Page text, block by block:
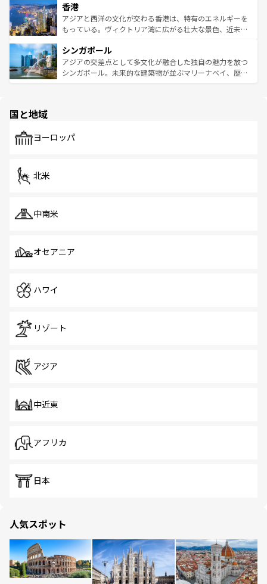
とつ。フォーやバインミー、ベトナムコーヒーなどは、ぜ
ひ現地で味わいたい。どの地域を訪れてもあたたかい人々
が旅行者を迎えてくれるので、きっと忘れられない旅にな
参照してほしい。
の活気が交差している。北部ではチェンマイなどの山岳地
帯で自然と触れ合い、南部ではプーケットやクラビの美し
いビーチでリゾート気分を楽しむことができる。タイ料理
激する。気候は一年中温暖で、どの季節にも異なる楽しみ
が待っている。親しみやすいタイの人々、仏教を中心とし
た文化、そして多様な観光資源が、訪れる旅人を魅了し続
香港
アジアと西洋の文化が交わる香港は、特有のエネルギーを
もっている。ヴィクトリア湾に広がる壮大な景色、近未来
み、どこを訪れても感動するはず。観光スポットが密集し
ており、効率よく見どころを回れるのも魅力。息をのむよ
うな絶景から文化的な体験まで、香港を存分に楽しみ尽く
シンガポール
アジアの交差点として多文化が融合した独自の魅力を放つ
シンガポール。未来的な建築物が並ぶマリーナベイ、歴史
で、ホーカーズは地元の風情を楽しめる外せないスポット
国と地域
ヨーロッパ
北米
中南米
オセアニア
ハワイ
リゾート
アジア
中近東
アフリカ
日本
人気スポット